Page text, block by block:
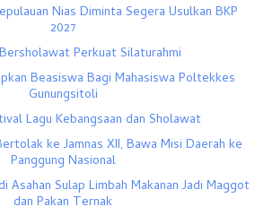
Nias Diminta Segera Usulkan BKP
2027
Perkuat Silaturahmi
Beasiswa Bagi Mahasiswa Poltekkes
Gunungsitoli
Lagu Kebangsaan dan Sholawat
ke Jamnas XII, Bawa Misi Daerah ke
Panggung Nasional
Asahan Sulap Limbah Makanan Jadi Maggot
dan Pakan Ternak